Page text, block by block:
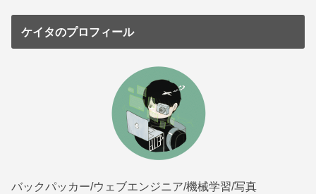
ケイタのプロフィール
バックパッカー/ウェブエンジニア/機械学習/写真